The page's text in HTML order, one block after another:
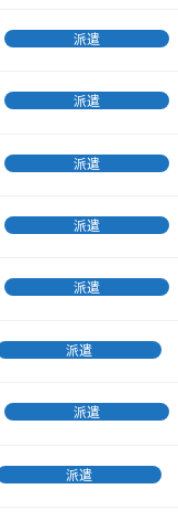
派遣
派遣
派遣
派遣
派遣
派遣
派遣
派遣